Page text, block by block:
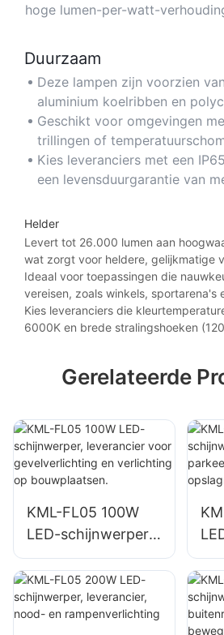
hoge lumen-per-watt-
Duurzaam
Deze lampen zijn voorzien
aluminium koelribben en
wat een lange levensduur
zware industriële omgevingen.
Geschikt voor omgevingen
trillingen of
productiehallen of overdekte
Kies leveranciers met een
een levensduurgarantie van
Helder
Levert tot 26.000 lumen aan
wat zorgt voor heldere, gelijkmatige
met hoge plafonds (6 tot 12 meter).
Ideaal voor toepassingen die
vereisen, zoals winkels, sportarena's
Kies leveranciers die
6000K en brede stralingshoeken
Gerelateerde
KML-FL05 100W
LED-schijnwerper,
leverancier voor
gevelverlichting en
verlichting op
bouwplaatsen.